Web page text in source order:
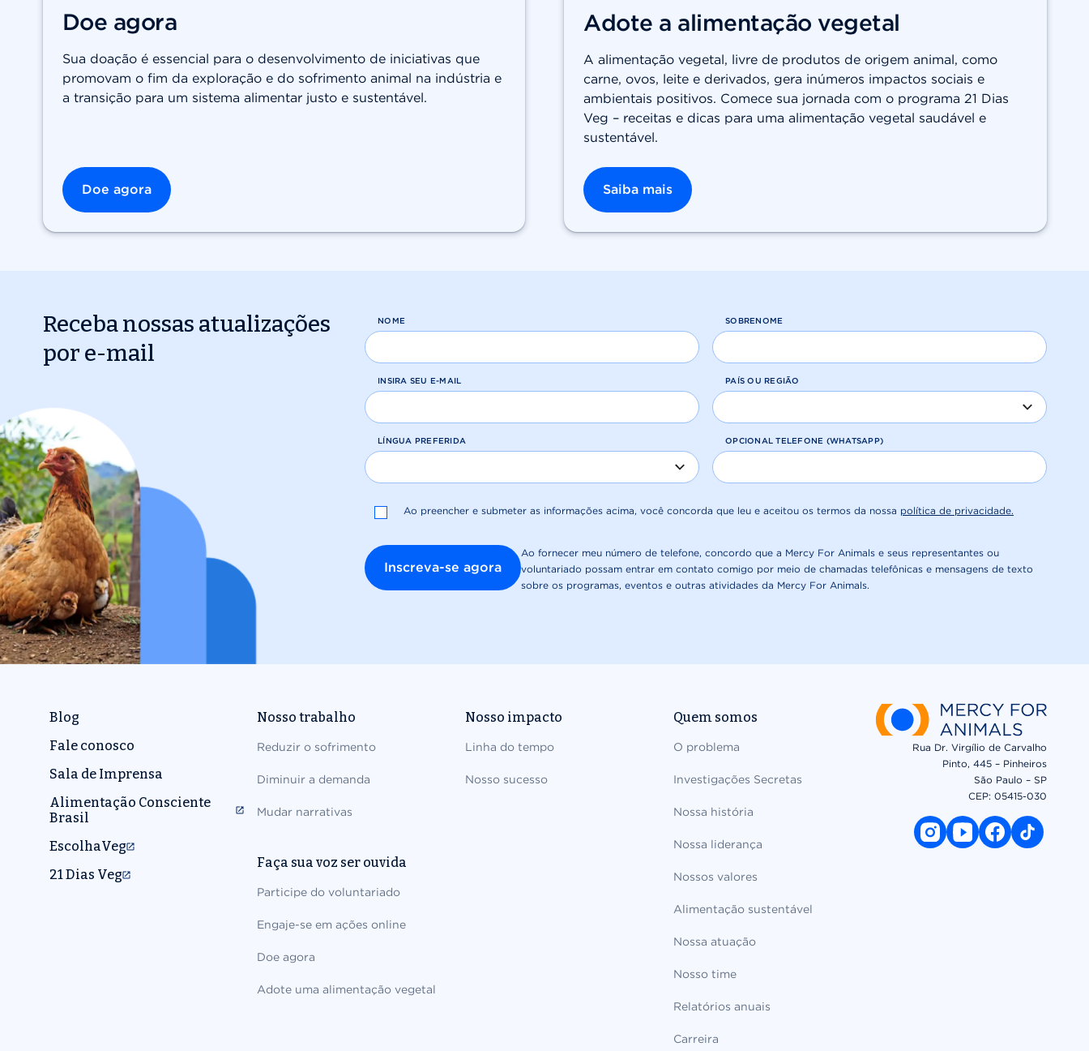
Doe agora
Sua doação é essencial para o desenvolvimento de iniciativas que
promovam o fim da exploração e do sofrimento animal na indústria e
a transição para um sistema alimentar justo e sustentável.
Doe agora
Adote a alimentação vegetal
A alimentação vegetal, livre de produtos de origem animal, como
carne, ovos, leite e derivados, gera inúmeros impactos sociais e
ambientais positivos. Comece sua jornada com o programa 21 Dias
Veg – receitas e dicas para uma alimentação vegetal saudável e
sustentável.
Saiba mais
Receba nossas atualizações
por e-mail
Blog
Fale conosco
Sala de Imprensa
Alimentação Consciente
Brasil
EscolhaVeg
21 Dias Veg
Nosso trabalho
Reduzir o sofrimento
Diminuir a demanda
Mudar narrativas
Faça sua voz ser ouvida
Participe do voluntariado
Engaje-se em ações online
Doe agora
Adote uma alimentação vegetal
Nosso impacto
Linha do tempo
Nosso sucesso
Quem somos
O problema
Investigações Secretas
Nossa história
Nossa liderança
Nossos valores
Alimentação sustentável
Nossa atuação
Nosso time
Relatórios anuais
Carreira
Rua Dr. Virgílio de Carvalho
Pinto, 445 – Pinheiros
São Paulo – SP
CEP: 05415-030​
instagram linkyoutube linkfacebook linktiktok link